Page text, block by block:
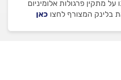
מתקין פרגולות אלומיניום
בלינק המצורף לחצו כאן